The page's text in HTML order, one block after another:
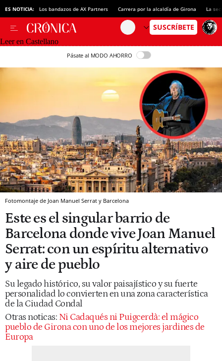
ES NOTICIA: Los bandazos de AX Partners Carrera por la alcaldía de Girona La
Leer en Castellano
Pásate al MODO AHORRO
Fotomontaje de Joan Manuel Serrat y Barcelona
Este es el singular barrio de
Barcelona donde vive Joan Manuel
Serrat: con un espíritu alternativo
y aire de pueblo
Su legado histórico, su valor paisajístico y su fuerte
personalidad lo convierten en una zona característica
de la Ciudad Condal
Otras noticas: Ni Cadaqués ni Puigcerdà: el mágico
pueblo de Girona con uno de los mejores jardines de
Europa